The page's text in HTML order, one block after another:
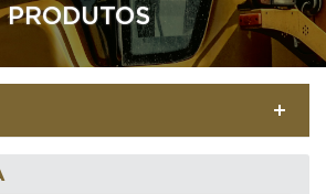
PRODUTOS